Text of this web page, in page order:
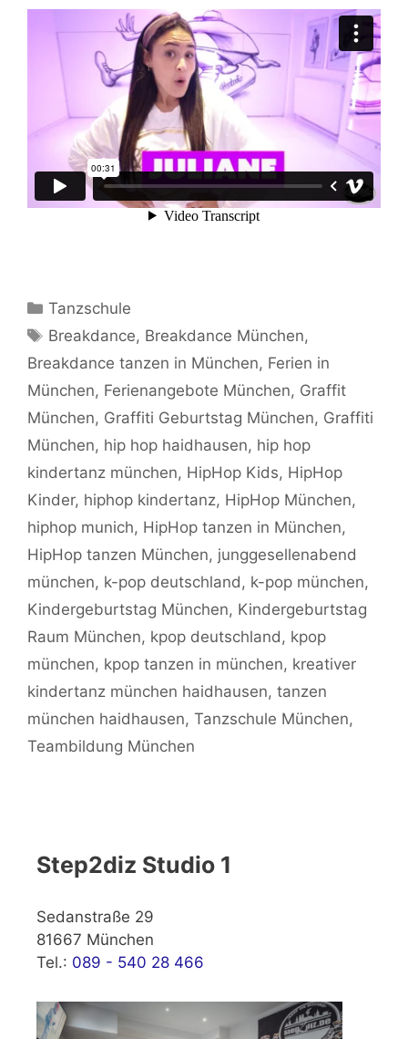
Kategorien
Tanzschule
Schlagwörter
Breakdance, Breakdance München,
Breakdance tanzen in München, Ferien in
München, Ferienangebote München, Graffit
München, Graffiti Geburtstag München, Graffiti
München, hip hop haidhausen, hip hop
kindertanz münchen, HipHop Kids, HipHop
Kinder, hiphop kindertanz, HipHop München,
hiphop munich, HipHop tanzen in München,
HipHop tanzen München, junggesellenabend
münchen, k-pop deutschland , k-pop münchen,
Kindergeburtstag München, Kindergeburtstag
Raum München, kpop deutschland , kpop
münchen, kpop tanzen in münchen, kreativer
kindertanz münchen haidhausen, tanzen
münchen haidhausen, Tanzschule München,
Teambildung München
Step2diz Studio 1
Sedanstraße 29
81667 München
Tel.: 089 - 540 28 466